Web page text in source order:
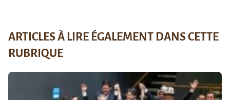
ARTICLES À LIRE ÉGALEMENT DANS CETTE
RUBRIQUE